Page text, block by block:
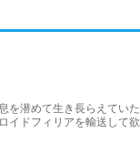
を潜めて生き長らえてい
イドフィリアを輸送して